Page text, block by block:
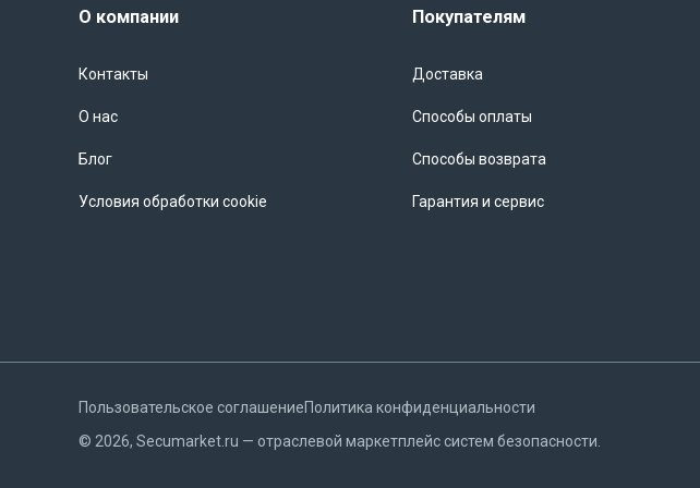
О компании
Контакты
О нас
Блог
Условия обработки cookie
Покупателям
Доставка
Способы оплаты
Способы возврата
Гарантия и сервис
Пользовательское соглашениеПолитика конфиденциальности
© 2026, Secumarket.ru — отраслевой маркетплейс систем безопасности.